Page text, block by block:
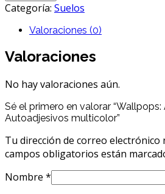
Categoría: Suelos
Valoraciones (0)
Valoraciones
No hay valoraciones aún.
Sé el primero en valorar
Autoadjesivos multicolor”
Tu dirección de correo electrónico
campos obligatorios están
Nombre *